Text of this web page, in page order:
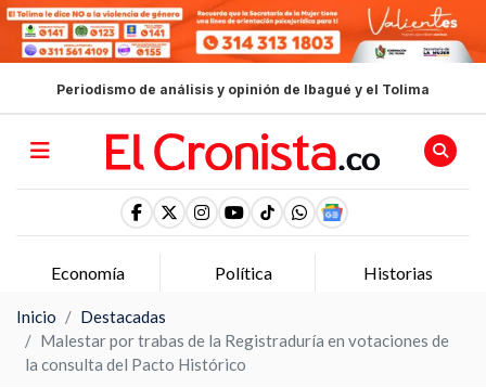
Periodismo de análisis y opinión de Ibagué y el Tolima
Economía Política Historias
Inicio
Destacadas
Malestar por trabas de la Registraduría en votaciones de
la consulta del Pacto Histórico